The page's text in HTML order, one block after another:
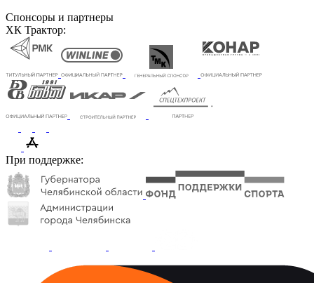
Спонсоры и партнеры
ХК Трактор:
При поддержке: